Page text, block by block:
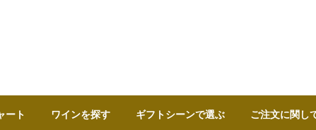
ート ワインを探す ギフトシーンで選ぶ ご注文に関し